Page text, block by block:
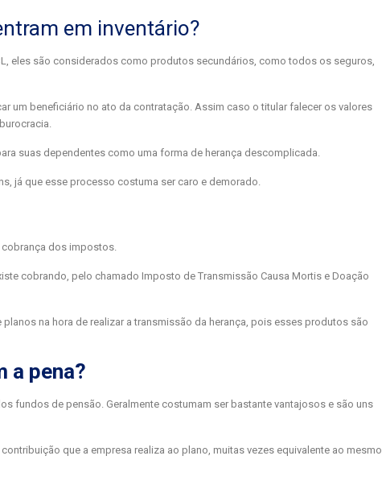
em inventário?
eles são considerados como produtos secundários, como todos os seguros,
um beneficiário no ato da contratação. Assim caso o titular falecer os valores
suas dependentes como uma forma de herança descomplicada.
já que esse processo costuma ser caro e demorado.
cobrança dos impostos.
cobrando, pelo chamado Imposto de Transmissão Causa Mortis e Doação
na hora de realizar a transmissão da herança, pois esses produtos são
a pena?
fundos de pensão. Geralmente costumam ser bastante vantajosos e são uns
que a empresa realiza ao plano, muitas vezes equivalente ao mesmo